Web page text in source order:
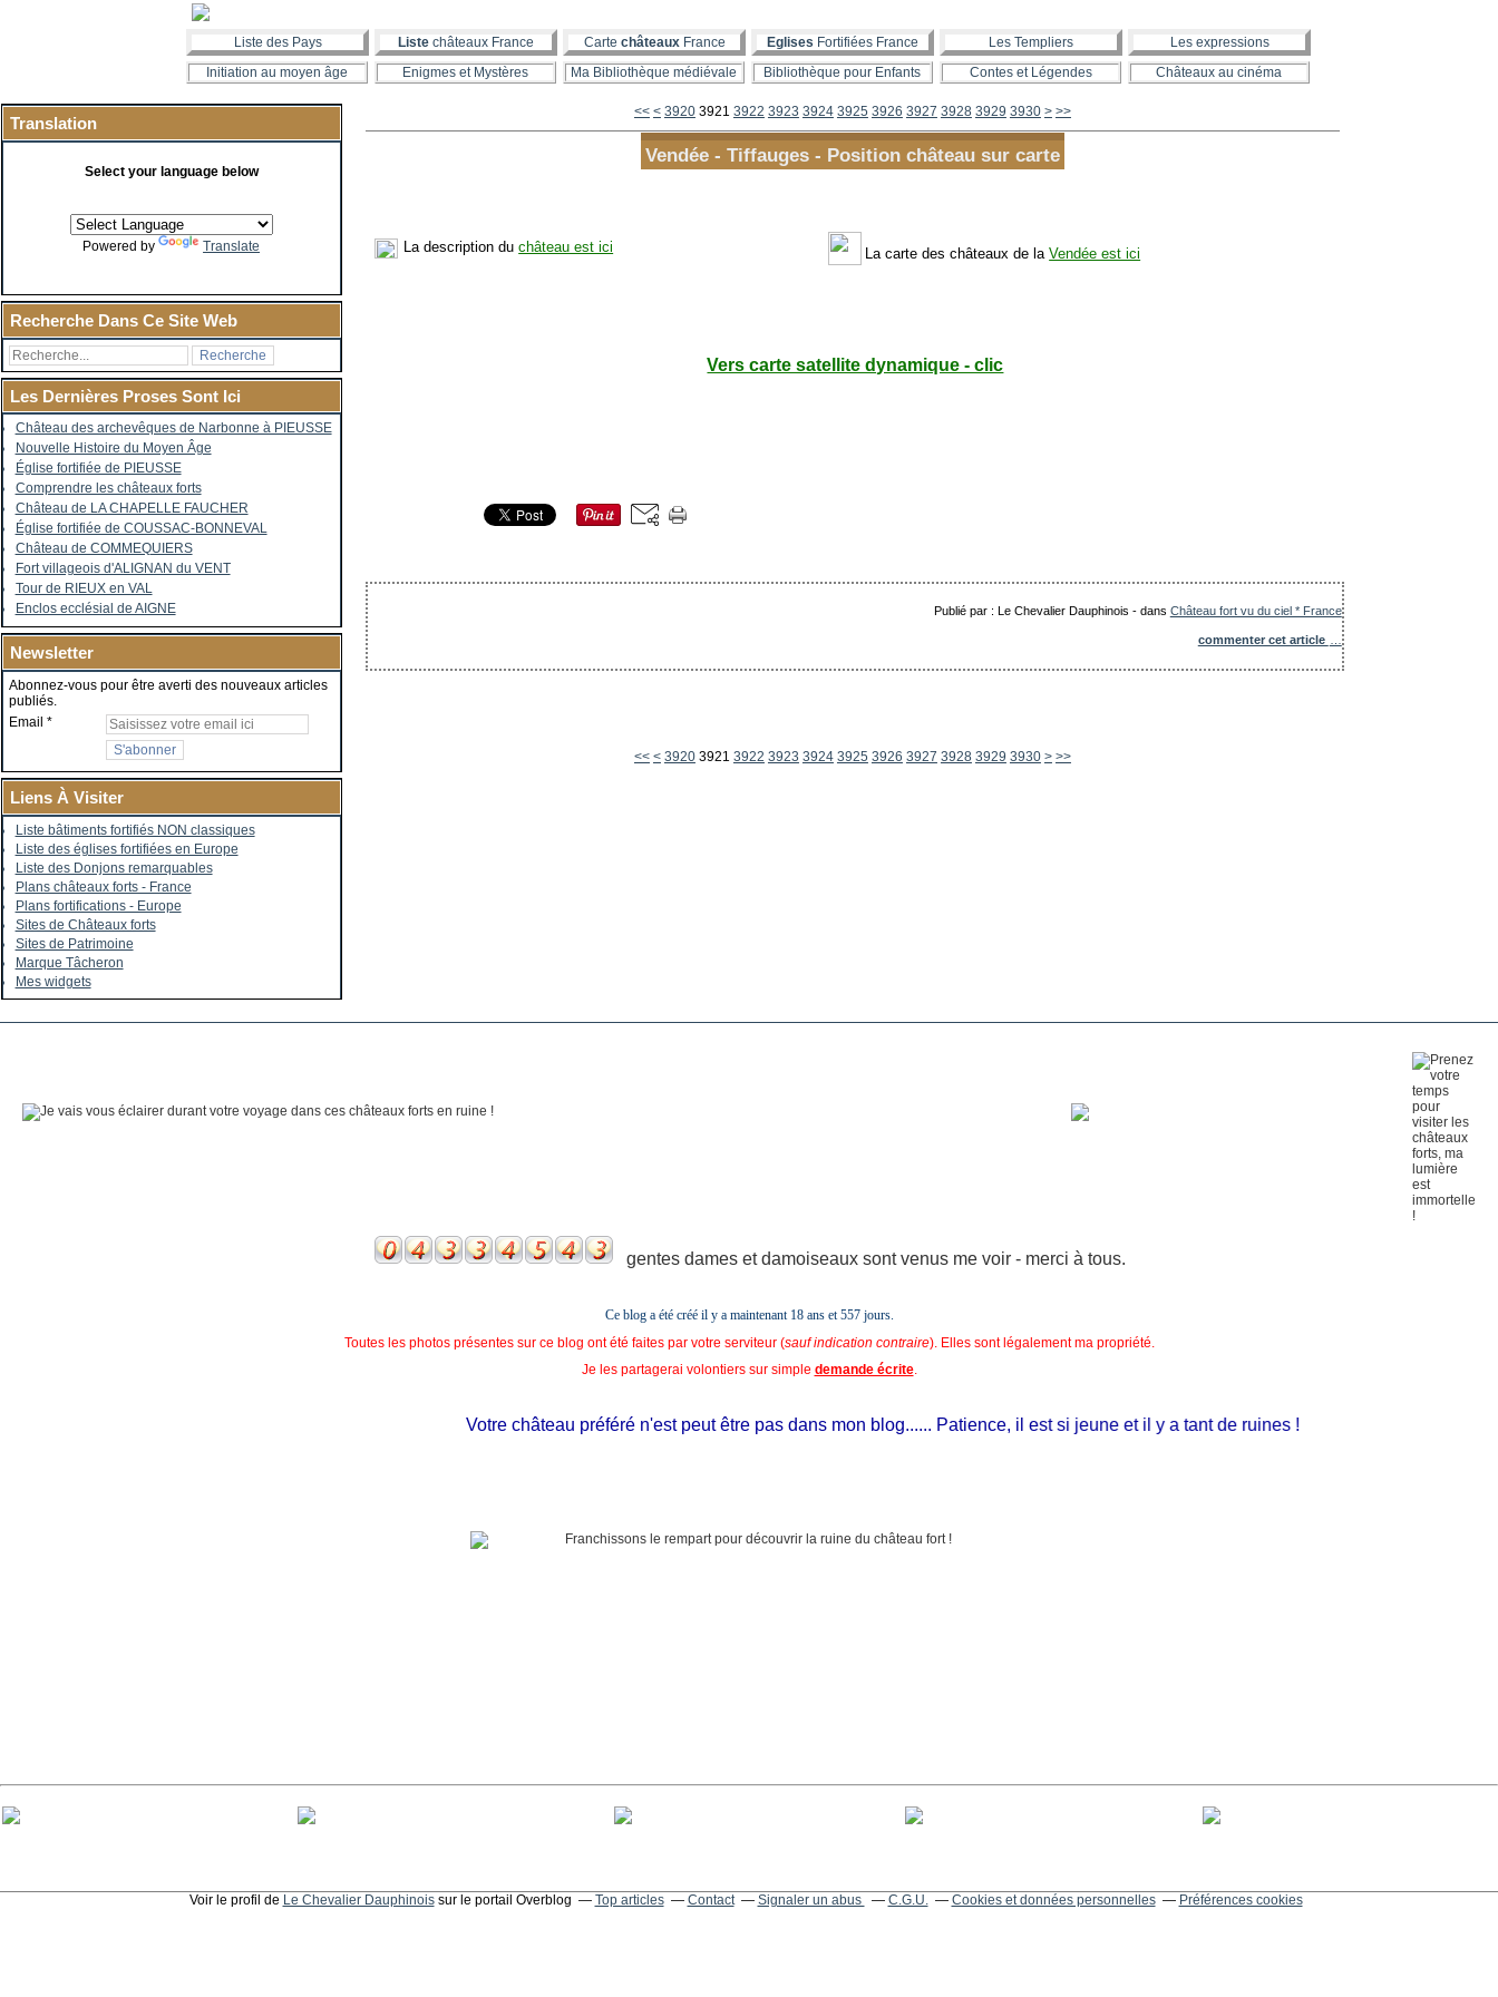
Liste des Pays Liste châteaux France Carte châteauxFrance Eglises Fortifiées France Les Templiers
Les expressions
Initiation au moyen âge
Enigmes et Mystères Ma Bibliothèque médiévale Bibliothèque pour Enfants Contes et Légendes Châteaux au cinéma
Translation
Select your language below
Powered by Translate
Recherche Dans Ce Site Web
Les Dernières Proses Sont Ici
Château des archevêques de Narbonne à PIEUSSE
Nouvelle Histoire du Moyen Âge
Église fortifiée de PIEUSSE
Comprendre les châteaux forts
Château de LA CHAPELLE FAUCHER
Église fortifiée de COUSSAC-BONNEVAL
Château de COMMEQUIERS
Fort villageois d'ALIGNAN du VENT
Tour de RIEUX en VAL
Enclos ecclésial de AIGNE
Newsletter
Abonnez-vous pour être averti des nouveaux articles
publiés.
Email
Liens À Visiter
Liste bâtiments fortifiés NON classiques
Liste des églises fortifiées en Europe
Liste des Donjons remarquables
Plans châteaux forts - France
Plans fortifications - Europe
Sites de Châteaux forts
Sites de Patrimoine
Marque Tâcheron
Mes widgets
<< < 3900
3910
3920 3921 3922 3923 3924 3925 3926 3927 3928 3929 3930 3940
3950
3960
3970
3980
3990
4000
4100
4200
4300
4400
4500
4600
4700
4800
4900
5000
5100
5200
5300
5400
5500
5600
> >>
Vendée - Tiffauges - Position château sur carte
La description duchâteau est ici La carte des châteaux de laVendée est ici
Vers carte satellite dynamique - clic
Publié par : Le Chevalier Dauphinois -dans Château fort vu du ciel * France
commenter cet article
<< < 3900
3910
3920 3921 3922 3923 3924 3925 3926 3927 3928 3929 3930 3940
3950
3960
3970
3980
3990
4000
4100
4200
4300
4400
4500
4600
4700
4800
4900
5000
5100
5200
5300
5400
5500
5600
> >>
gentes dames et damoiseaux sont venus me voir - merci à tous.
Ce blog a été créé il y a maintenant 18 ans et557 jours.
Toutes les photos présentes sur ce blog ont été faites par votre serviteur (sauf indication contraire). Elles sont légalement ma propriété.
Je les partagerai volontiers sur simple demande écrite.
Votre château préféré n'est peut être pas dans mon blog...... Patience, il est si jeune et il y a tant de ruines !
Voir le profil de Le Chevalier Dauphinoissur le portail Overblog Top articles Contact Signaler un abus C.G.U. Cookies et données personnelles Préférences cookies